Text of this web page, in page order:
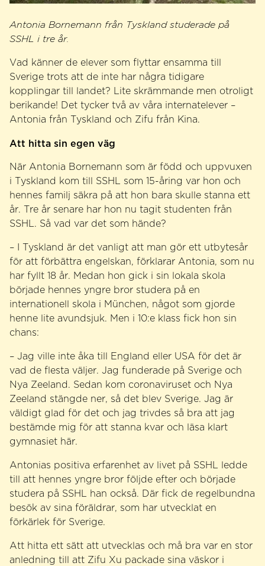
Antonia Bornemann från Tyskland studerade på
SSHL i tre år.
Vad känner de elever som flyttar ensamma till
Sverige trots att de inte har några tidigare
kopplingar till landet? Lite skrämmande men otroligt
berikande! Det tycker två av våra internatelever –
Antonia från Tyskland och Zifu från Kina.
Att hitta sin egen väg
När Antonia Bornemann som är född och uppvuxen
i Tyskland kom till SSHL som 15-åring var hon och
hennes familj säkra på att hon bara skulle stanna ett
år. Tre år senare har hon nu tagit studenten från
SSHL. Så vad var det som hände?
– I Tyskland är det vanligt att man gör ett utbytesår
för att förbättra engelskan, förklarar Antonia, som nu
har fyllt 18 år. Medan hon gick i sin lokala skola
började hennes yngre bror studera på en
internationell skola i München, något som gjorde
henne lite avundsjuk. Men i 10:e klass fick hon sin
chans:
– Jag ville inte åka till England eller USA för det är
vad de flesta väljer. Jag funderade på Sverige och
Nya Zeeland. Sedan kom coronaviruset och Nya
Zeeland stängde ner, så det blev Sverige. Jag är
väldigt glad för det och jag trivdes så bra att jag
bestämde mig för att stanna kvar och läsa klart
gymnasiet här.
Antonias positiva erfarenhet av livet på SSHL ledde
till att hennes yngre bror följde efter och började
studera på SSHL han också. Där fick de regelbundna
besök av sina föräldrar, som har utvecklat en
förkärlek för Sverige.
Att hitta ett sätt att utvecklas och må bra var en stor
anledning till att Zifu Xu packade sina väskor i